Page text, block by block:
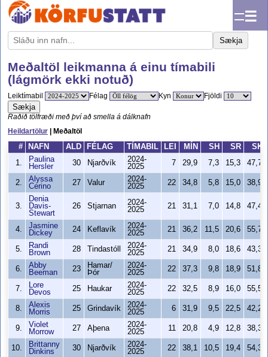
☰
Sækja
Meðaltöl leikmanna á einu tímabili
(lágmörk ekki notuð)
Leiktímabil Félag Kyn Fjöldi
Sækja
Raðið tölfræði með því að smella á dálknafn
Heildartölur | Meðaltöl
#
NAFN ALD FÉLAG TÍMABIL LEI MÍN SH SR
1.
Paulina
Hersler
30 Njarðvík
2024-
2025
7 29,9 7,3 15,3
2.
Alyssa
Cerino
27 Valur
2024-
2025
22 34,8 5,8 15,0
3.
Denia
Davis-
Stewart
26 Stjarnan
2024-
2025
21 31,1 7,0 14,8
4.
Jasmine
Dickey
24 Keflavík
2024-
2025
21 36,2 11,5 20,6
5.
Randi
Brown
28 Tindastóll
2024-
2025
21 34,9 8,0 18,6
6.
Abby
Beeman
23
Hamar/
Þór
2024-
2025
22 37,3 9,8 18,9
7.
Lore
Devos
25 Haukar
2024-
2025
22 32,5 8,9 16,0
8.
Alexis
Morris
25 Grindavík
2024-
2025
6 31,9 9,5 22,5
9.
Violet
Morrow
27 Aþena
2024-
2025
11 20,8 4,9 12,8
10.
Brittanny
Dinkins
30 Njarðvík
2024-
2025
22 38,1 10,5 19,4